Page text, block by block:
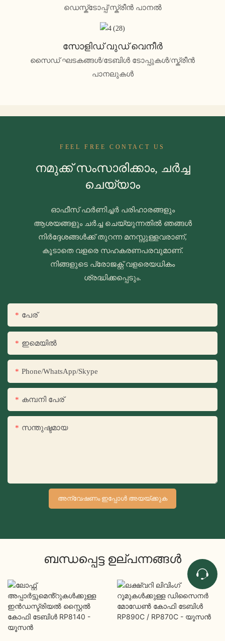
ഡെസ്ക്ടോപ്പ്/സ്ക്രീൻ പാനൽ
സോളിഡ് വുഡ് വെനീർ
സൈഡ് ഘടകങ്ങൾ/ടേബിൾ ടോപ്പുകൾ/സ്ക്രീൻ
പാനലുകൾ
FEEL FREE CONTACT US
നമുക്ക് സംസാരിക്കാം, ചർച്ച
ചെയ്യാം
ഓഫീസ് ഫർണിച്ചർ പരിഹാരങ്ങളും
ആശയങ്ങളും ചർച്ച ചെയ്യുന്നതിൽ ഞങ്ങൾ
നിർദ്ദേശങ്ങൾക്ക് തുറന്ന മനസ്സുള്ളവരാണ്,
കൂടാതെ വളരെ സഹകരണപരവുമാണ്.
നിങ്ങളുടെ പ്രോജക്റ്റ് വളരെയധികം
ശ്രദ്ധിക്കപ്പെടും.
പേര്
ഇമെയിൽ
Phone/WhatsApp/Skype
കമ്പനി പേര്
സന്തുഷ്ടമായ
അന്വേഷണം ഇപ്പോൾ അയയ്ക്കുക
ബന്ധപ്പെട്ട ഉല്പന്നങ്ങൾ